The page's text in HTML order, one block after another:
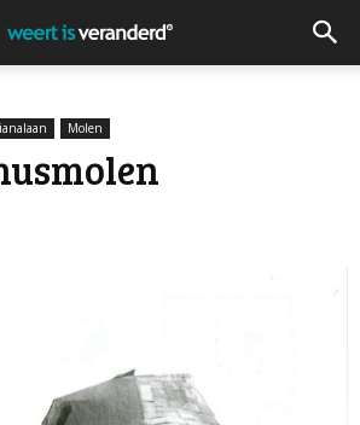
Molen